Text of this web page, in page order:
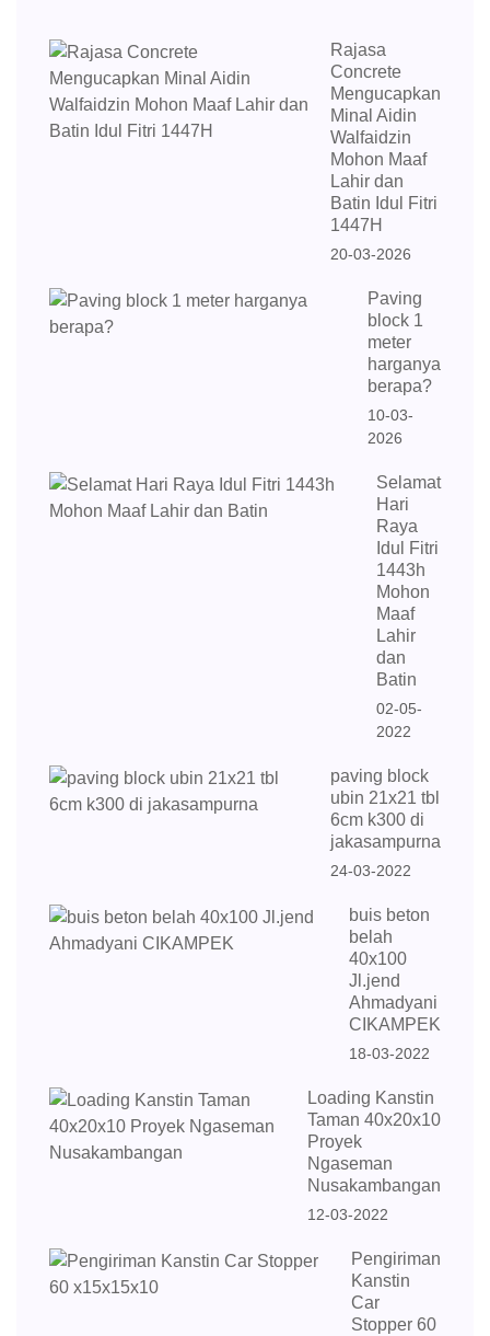
Rajasa
Concrete
Mengucapkan
Minal Aidin
Walfaidzin
Mohon Maaf
Lahir dan
Batin Idul Fitri
1447H
20-03-2026
Paving
block 1
meter
harganya
berapa?
10-03-
2026
Selamat
Hari
Raya
Idul Fitri
1443h
Mohon
Maaf
Lahir
dan
Batin
02-05-
2022
paving block
ubin 21x21 tbl
6cm k300 di
jakasampurna
24-03-2022
buis beton
belah
40x100
Jl.jend
Ahmadyani
CIKAMPEK
18-03-2022
Loading Kanstin
Taman 40x20x10
Proyek
Ngaseman
Nusakambangan
12-03-2022
Pengiriman
Kanstin
Car
Stopper 60